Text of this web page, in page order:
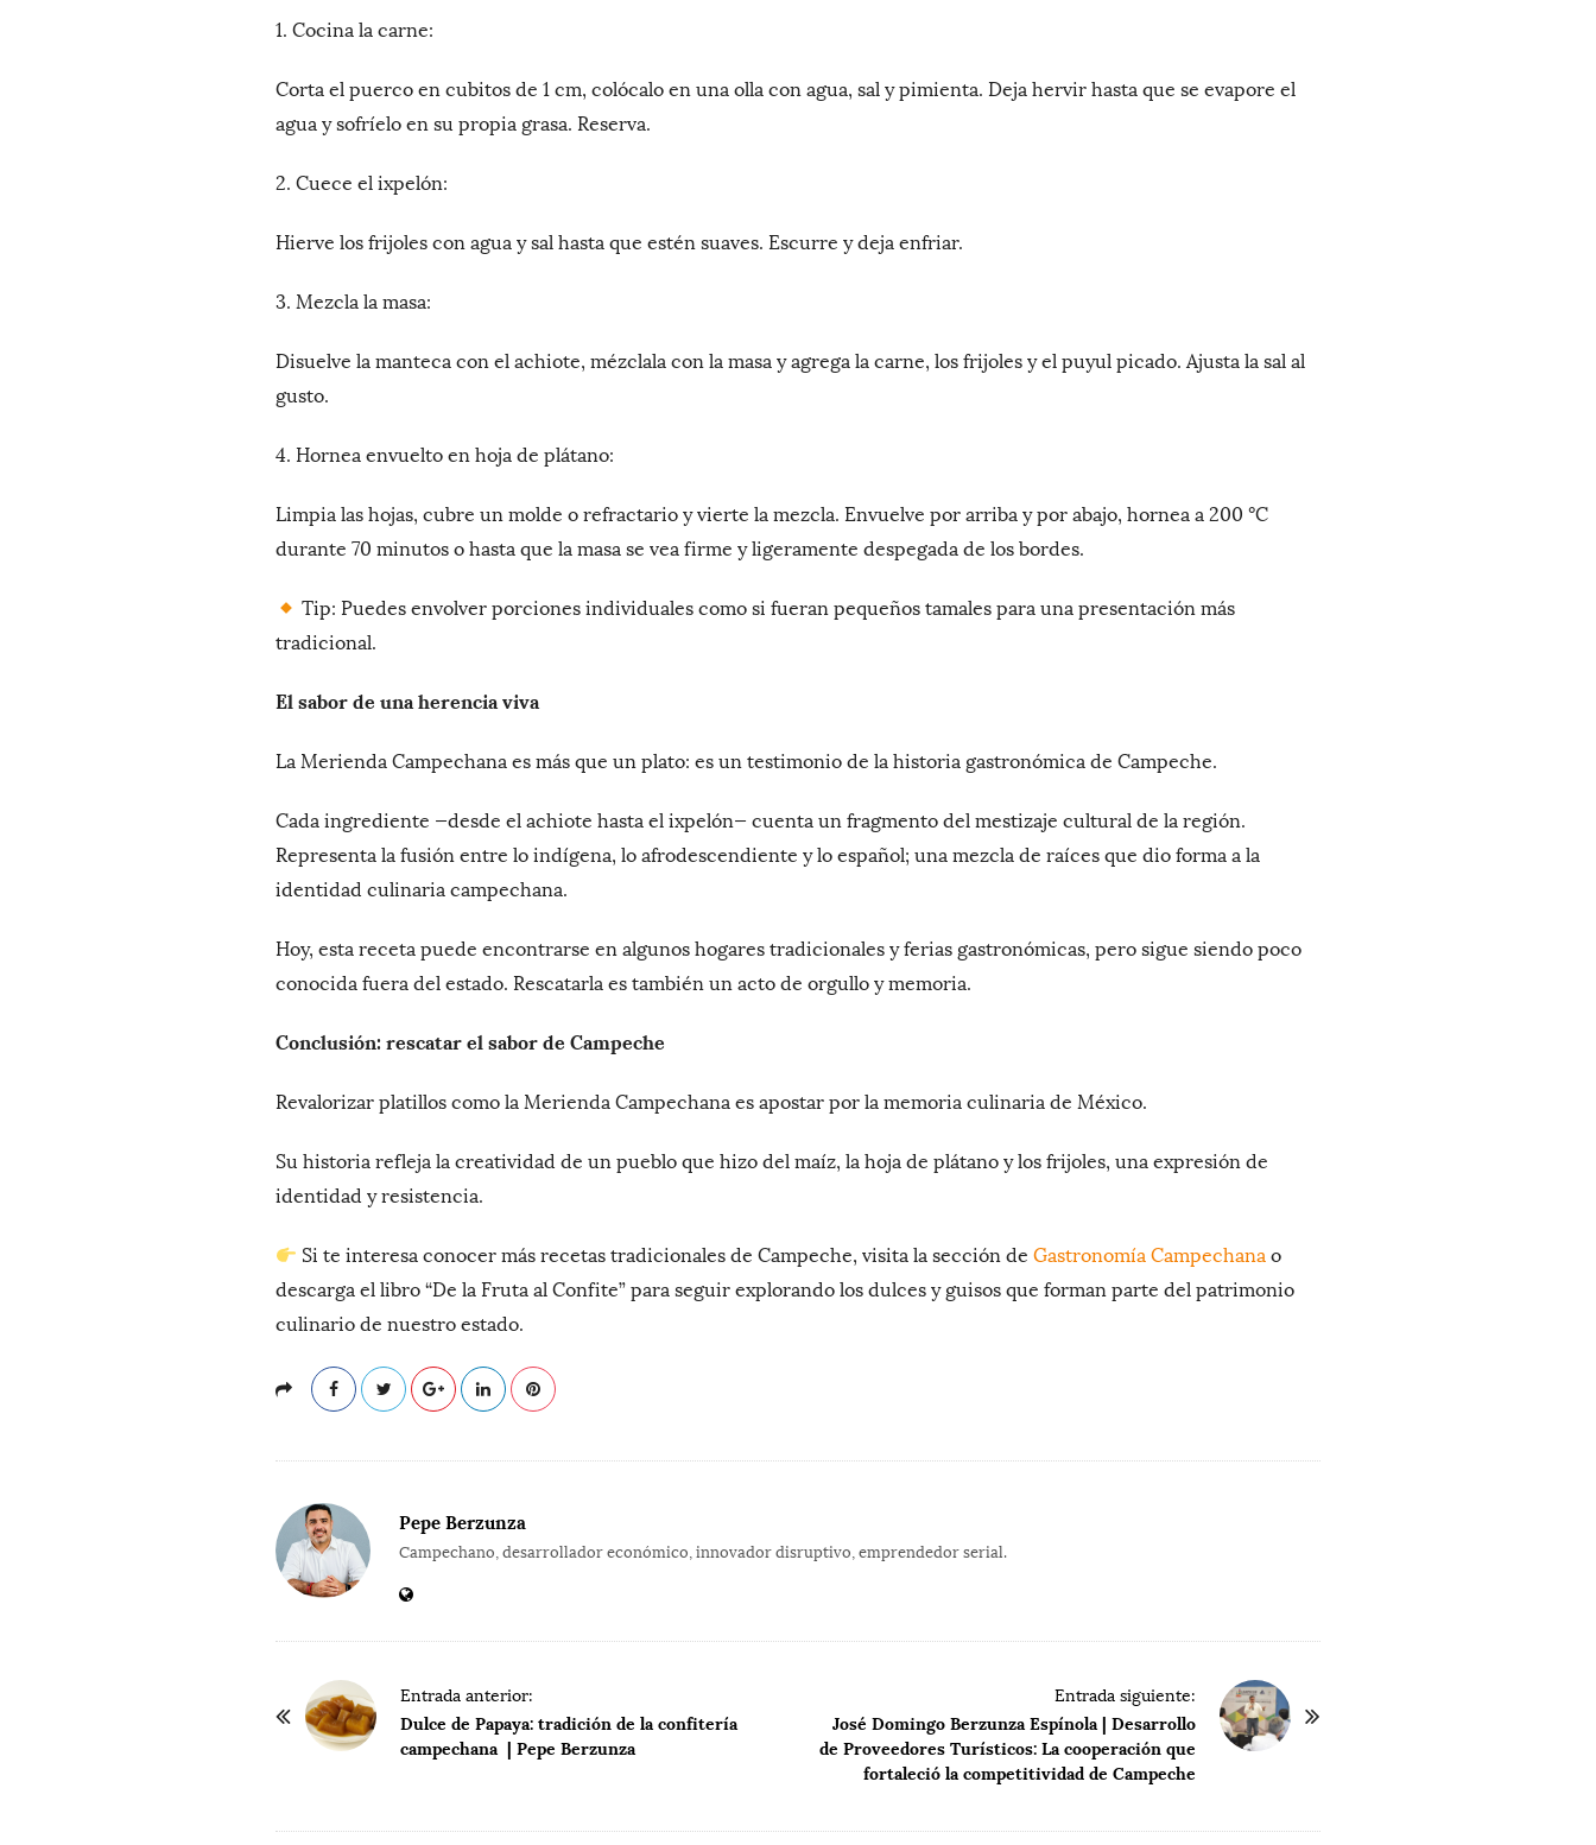
1. Cocina la carne:
Corta el puerco en cubitos de 1 cm, colócalo en una olla con agua, sal y pimienta. Deja hervir hasta que se evapore el
agua y sofríelo en su propia grasa. Reserva.
2. Cuece el ixpelón:
Hierve los frijoles con agua y sal hasta que estén suaves. Escurre y deja enfriar.
3. Mezcla la masa:
Disuelve la manteca con el achiote, mézclala con la masa y agrega la carne, los frijoles y el puyul picado. Ajusta la sal al
gusto.
4. Hornea envuelto en hoja de plátano:
Limpia las hojas, cubre un molde o refractario y vierte la mezcla. Envuelve por arriba y por abajo, hornea a 200 °C
durante 70 minutos o hasta que la masa se vea firme y ligeramente despegada de los bordes.
Tip: Puedes envolver porciones individuales como si fueran pequeños tamales para una presentación más
tradicional.
El sabor de una herencia viva
La Merienda Campechana es más que un plato: es un testimonio de la historia gastronómica de Campeche.
Cada ingrediente —desde el achiote hasta el ixpelón— cuenta un fragmento del mestizaje cultural de la región.
Representa la fusión entre lo indígena, lo afrodescendiente y lo español; una mezcla de raíces que dio forma a la
identidad culinaria campechana.
Hoy, esta receta puede encontrarse en algunos hogares tradicionales y ferias gastronómicas, pero sigue siendo poco
conocida fuera del estado. Rescatarla es también un acto de orgullo y memoria.
Conclusión: rescatar el sabor de Campeche
Revalorizar platillos como la Merienda Campechana es apostar por la memoria culinaria de México.
Su historia refleja la creatividad de un pueblo que hizo del maíz, la hoja de plátano y los frijoles, una expresión de
identidad y resistencia.
Si te interesa conocer más recetas tradicionales de Campeche, visita la sección deGastronomía Campechana o
descarga el libro “De la Fruta al Confite” para seguir explorando los dulces y guisos que forman parte del patrimonio
culinario de nuestro estado.
Pepe Berzunza
Campechano, desarrollador económico, innovador disruptivo, emprendedor serial.
Entrada anterior:
Dulce de Papaya: tradición de la confitería
campechana | Pepe Berzunza
Entrada siguiente:
José Domingo Berzunza Espínola | Desarrollo
de Proveedores Turísticos: La cooperación que
fortaleció la competitividad de Campeche